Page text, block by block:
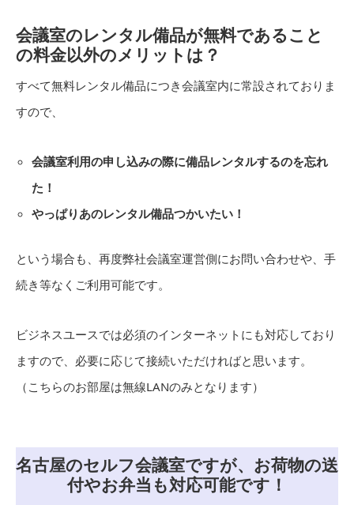
会議室のレンタル備品が無料であること
の料金以外のメリットは？
すべて無料レンタル備品につき会議室内に常設されておりま
すので、
会議室利用の申し込みの際に備品レンタルするのを忘れ
た！
やっぱりあのレンタル備品つかいたい！
という場合も、再度弊社会議室運営側にお問い合わせや、手
続き等なくご利用可能です。
ビジネスユースでは必須のインターネットにも対応しており
ますので、必要に応じて接続いただければと思います。
（こちらのお部屋は無線LANのみとなります）
名古屋のセルフ会議室ですが、お荷物の送
付やお弁当も対応可能です！